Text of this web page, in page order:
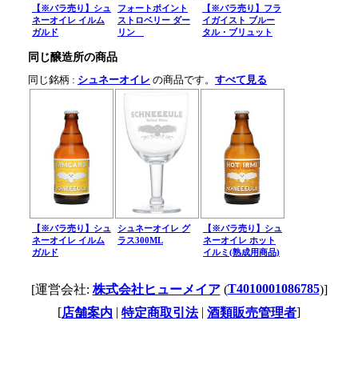
【※バラ売り】シュ
ネーオイレ イルム
ガルド
フォートポイント
ストロベリー ダー
リン
【※バラ売り】フラ
イガイスト ブルー
タル・ブリュット
同じ醸造所の商品
同じ銘柄 : シュネーオイレ の商品です。 すべて見る
【※バラ売り】シュ
ネーオイレ イルム
ガルド
シュネーオイレ グ
ラス300ML
【※バラ売り】シュ
ネーオイレ ホット
イルミ(熟成用商品)
[運営会社: 株式会社ヒューメイア(T4010001086785)]
[店舗案内 | 特定商取引法| 酒類販売管理者]